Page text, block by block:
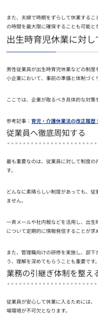
また、夫婦で時期をずらして休業する
の時間を最大限に確保することも可能と
出生時育児休業に対
男性従業員が出生時育児休業などの制
小企業において、事前の準備と体制づく
ここでは、企業が取るべき具体的な対策
参考記事：育児・介護休業法の改正履
従業員へ徹底周知する
最も重要なのは、従業員に対して制度
す。
どんなに素晴らしい制度があっても、
ません。
一斉メールや社内報などを活用し、出
について定期的に情報発信することが求
また、管理職向けの研修を実施し、部
う、理解を深めてもらうことも重要です。
業務の引継ぎ体制を整え
従業員が安心して休業に入るためには
場環境が不可欠となります。